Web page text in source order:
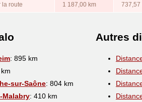
la route 1 187,00 km 737,57
: 895 km
sur-Saône: 804 km
Malabry: 410 km
Autres